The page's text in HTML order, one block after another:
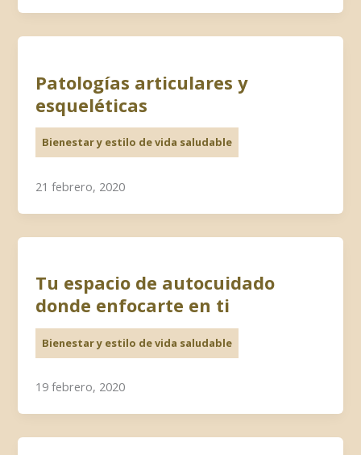
Patologías articulares y
esqueléticas
Bienestar y estilo de vida saludable
21 febrero, 2020
Tu espacio de autocuidado
donde enfocarte en ti
Bienestar y estilo de vida saludable
19 febrero, 2020